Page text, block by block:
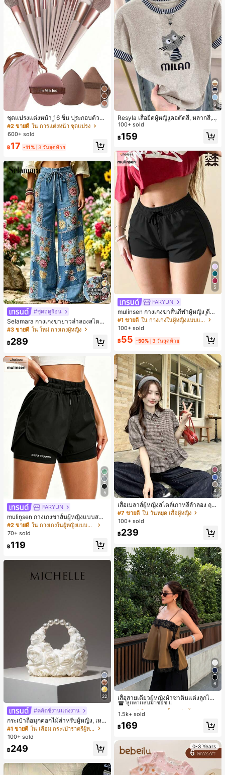
ชุดแปรงแต่งหน้า 16 ชิ้น ประกอบด้วยแ
ปรงแต่งหน้า 13 ชิ้น, ฟองน้ำแต่งหน้ารู
ปหยดน้ำ 1 ชิ้น, แปรงแป้งรองพื้นกลม 1
1 ชิ้น - ชุดคลาสสิก ทำจากขนสังเคราะ
หญิงและเด็กผู้หญิง เหมาะสำหรับฤดูใบ
ไม้ร่วงและฤดูหนาว
#2 ขายดี ใน การแต่งหน้า ชุดแปรง
600+ sold
฿17 -11% 3 วันสุดท้าย
22
#ชุดฤดูร้อน
Selamara กางเกงขายาวลำลองสไตล์โ
บฮีเมียนสำหรับพักผ่อน สีกากี ผิวสัมผัส
มีเท็กซ์เจอร์ เอวสูงทรงหลวม เอวยางยืด
พร้อมเชือกรูด ทรงขาตรงทิ้งตัว ขากว้า
ดินทาง
#3 ขายดี ใน ใหม่ กางเกงผู้หญิง
฿289
5
FARYUN
mulinsen กางเกงขาสั้นผู้หญิงแบบสบา
ยๆ สีพื้น หลวม อเนกประสงค์ กางเกงขา
สั้นกีฬา 2-In-1 สำหรับวิ่ง ฟิตเนส และก
#2 ขายดี
ใน กางเกงในผู้หญิงแบบแอคทีฟ
70+ sold
฿119
22
#คลัตช์งานแต่งงาน
กระเป๋าถือมุกดอกไม้สำหรับผู้หญิง, เหม
าะสำหรับชุดราตรี, ชุดบอล, เครื่องประ
ดับงานแต่งงาน, กระเป๋าสตางค์สุภาพส
สุ่ม)
#1 ขายดี
ใน เลื่อม กระเป๋าราตรีผู้หญิง
100+ sold
฿249
6
Resyla เสื้อยืดผู้หญิงคอตัดสี, หลากสี, ล
ายพิมพ์แมวน่ารัก, เสื้อสำหรับออกไปเที่
ยวฤดูร้อน, ดีไซน์กราฟิก, ความรู้สึกพรีเ
มียม, ลำลองอเนกประสงค์, สวมใส่ประ
เสื้อผ้ากลางแจ้ง
100+ sold
฿159
5
FARYUN
mulinsen กางเกงขาสั้นกีฬาผู้หญิง ดีไซ
น์ปลายเปิด เอวยืดหยุ่น กางเกงขาสั้น
ลำลองกีฬาฤดูร้อน ความยาว 3/4
#1 ขายดี
ใน กางเกงในผู้หญิงแบบแอคทีฟ
100+ sold
฿55 -50% 3 วันสุดท้าย
4
เสื้อเบลาส์ผู้หญิงสไตล์เกาหลีลำลอง ฤดู
ใบไม้ผลิ/ฤดูร้อนใหม่ ชายระบาย ชิคแล
ะหรูหรา
#7 ขายดี ใน วันหยุด เสื้อผู้หญิง
100+ sold
฿239
6
เสื้อสายเดี่ยวผู้หญิงผ้าซาตินแต่งลูกไม้
- เสื้อสายเดี่ยวฤดูร้อนสีคากีมีรอยผ่าด้า
นข้างที่น่าดึงดูดแบบสบายๆ
#1 ขายดี
ใน สีกากี เสื้อสตรี เสื้อเบลาส์ & Tee
ลูกค้ากลับมาซื้อซ้ำ!
#1 ขายดี
ลูกค้ากลับมาซื้อซ้ำ!
#1 ขายดี
ลูกค้ากลับมาซื้อซ้ำ!
#1 ขายดี
ใน สีกากี เสื้อสตรี เสื้อเบลาส์ & Tee
1.5k+ sold
฿169
0-3 Years